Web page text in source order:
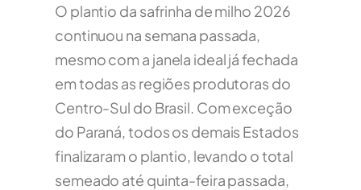
O plantio da safrinha de milho 2026
continuou na semana passada,
mesmo com a janela ideal já fechada
em todas as regiões produtoras do
Centro-Sul do Brasil. Com exceção
do Paraná, todos os demais Estados
finalizaram o plantio, levando o total
semeado até quinta-feira passada,